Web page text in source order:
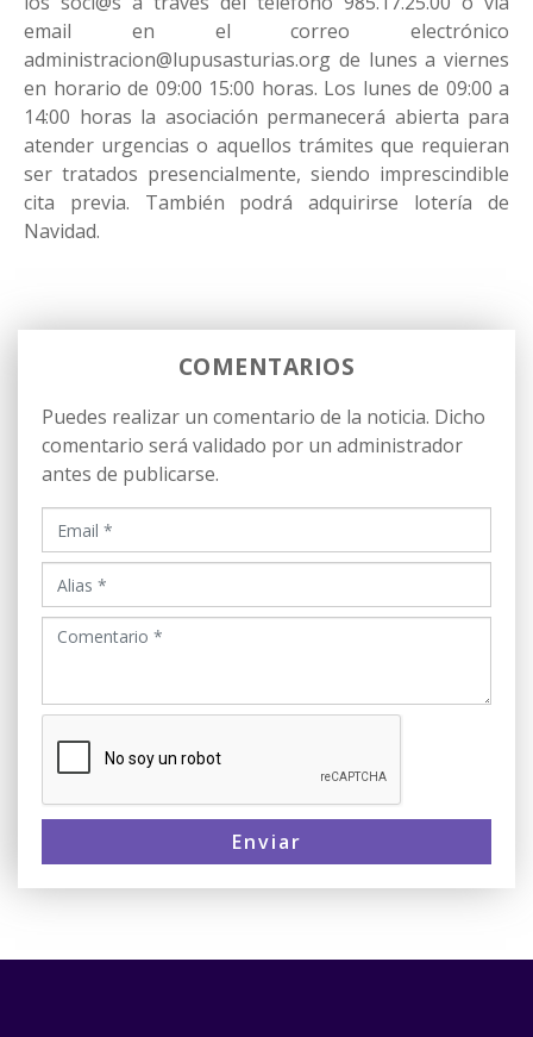
email en el correo electrónico
administracion@lupusasturias.org de lunes a viernes
en horario de 09:00 15:00 horas. Los lunes de 09:00 a
14:00 horas la asociación permanecerá abierta para
atender urgencias o aquellos trámites que requieran
ser tratados presencialmente, siendo imprescindible
cita previa. También podrá adquirirse lotería de
Navidad.
COMENTARIOS
Puedes realizar un comentario de la noticia. Dicho
comentario será validado por un administrador
antes de publicarse.
Enviar